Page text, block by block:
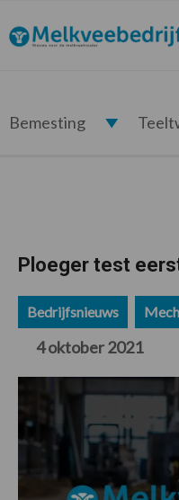
de
hoofdnavigatie
de
hoofd
de
eerste
de
voettekst
Melkveebedrijf.nl
Bemesting
Ploeger test
Bedrijfsnieuws
4 oktober 2021